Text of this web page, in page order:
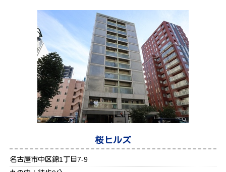
桜ヒルズ
名古屋市中区錦1丁目7-9